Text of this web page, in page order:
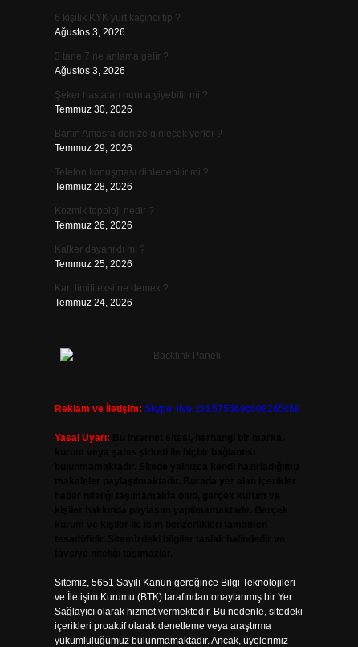
6 kişilik KYK yurt kaçıncı tip ?
Ağustos 3, 2026
3 tane 7 ne anlama gelir ?
Ağustos 3, 2026
Şeker hastaları hurma yiyebilir mi ?
Temmuz 30, 2026
Bartın Amasra denize girilecek yerler ?
Temmuz 29, 2026
Telefon konuşması dinlenebilir mi ?
Temmuz 28, 2026
Kozmik topoloji nedir ?
Temmuz 26, 2026
Kalker dayanıklı mı ?
Temmuz 25, 2026
Kart limiti eksi ne demek ?
Temmuz 24, 2026
Reklam ve İletişim: Skype: live:.cid.575569c608265c69
Yasal Uyarı:
Sitemiz, 5651 Sayılı Kanun gereğince Bilgi Teknolojileri
ve İletişim Kurumu (BTK) tarafından onaylanmış bir Yer
Sağlayıcı olarak hizmet vermektedir. Bu nedenle, sitedeki
içerikleri proaktif olarak denetleme veya araştırma
yükümlülüğümüz bulunmamaktadır. Ancak, üyelerimiz